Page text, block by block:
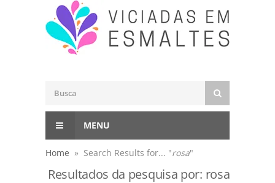
MENU
Home » Search Results for... "rosa"
Resultados da pesquisa por: rosa